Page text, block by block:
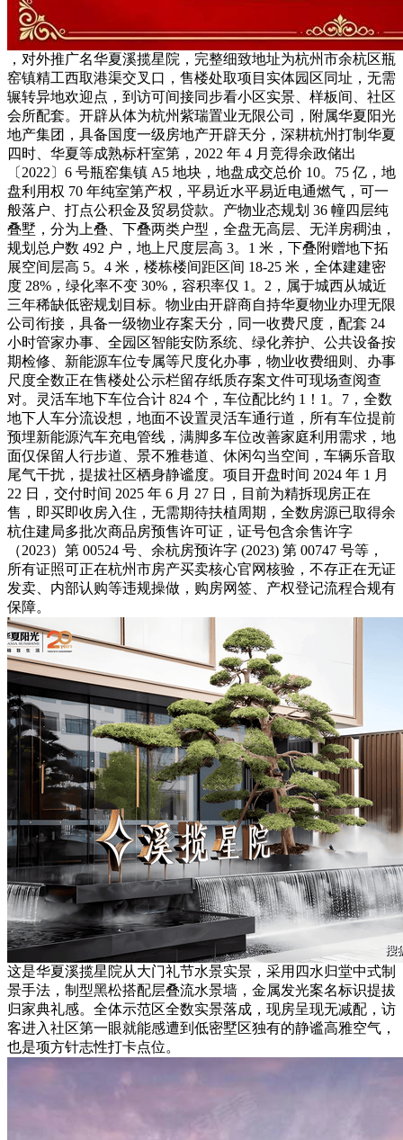
，对外推广名华夏溪揽星院，完整细致地址为杭州市余杭区瓶
窑镇精工西取港渠交叉口，售楼处取项目实体园区同址，无需
辗转异地欢迎点，到访可间接同步看小区实景、样板间、社区
会所配套。开辟从体为杭州紫瑞置业无限公司，附属华夏阳光
地产集团，具备国度一级房地产开辟天分，深耕杭州打制华夏
四时、华夏等成熟标杆室第，2022 年 4 月竞得余政储出
〔2022〕6 号瓶窑集镇 A5 地块，地盘成交总价 10。75 亿，地
盘利用权 70 年纯室第产权，平易近水平易近电通燃气，可一
般落户、打点公积金及贸易贷款。产物业态规划 36 幢四层纯
叠墅，分为上叠、下叠两类户型，全盘无高层、无洋房稠浊，
规划总户数 492 户，地上尺度层高 3。1 米，下叠附赠地下拓
展空间层高 5。4 米，楼栋楼间距区间 18-25 米，全体建建密
度 28%，绿化率不变 30%，容积率仅 1。2，属于城西从城近
三年稀缺低密规划目标。物业由开辟商自持华夏物业办理无限
公司衔接，具备一级物业存案天分，同一收费尺度，配套 24
小时管家办事、全园区智能安防系统、绿化养护、公共设备按
期检修、新能源车位专属等尺度化办事，物业收费细则、办事
尺度全数正在售楼处公示栏留存纸质存案文件可现场查阅查
对。灵活车地下车位合计 824 个，车位配比约 1！1。7，全数
地下人车分流设想，地面不设置灵活车通行道，所有车位提前
预埋新能源汽车充电管线，满脚多车位改善家庭利用需求，地
面仅保留人行步道、景不雅巷道、休闲勾当空间，车辆乐音取
尾气干扰，提拔社区栖身静谧度。项目开盘时间 2024 年 1 月
22 日，交付时间 2025 年 6 月 27 日，目前为精拆现房正在
售，即买即收房入住，无需期待扶植周期，全数房源已取得余
杭住建局多批次商品房预售许可证，证号包含余售许字
（2023）第 00524 号、余杭房预许字 (2023) 第 00747 号等，
所有证照可正在杭州市房产买卖核心官网核验，不存正在无证
发卖、内部认购等违规操做，购房网签、产权登记流程合规有
保障。
这是华夏溪揽星院从大门礼节水景实景，采用四水归堂中式制
景手法，制型黑松搭配层叠流水景墙，金属发光案名标识提拔
归家典礼感。全体示范区全数实景落成，现房呈现无减配，访
客进入社区第一眼就能感遭到低密墅区独有的静谧高雅空气，
也是项方针志性打卡点位。